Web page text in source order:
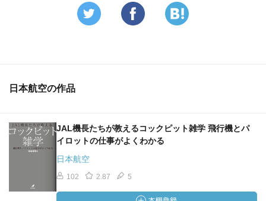
日本航空の作品
JAL機長たちが教えるコックピット雑学 飛行機とパ
イロットの仕事がよくわかる
日本航空
102 2.87 5